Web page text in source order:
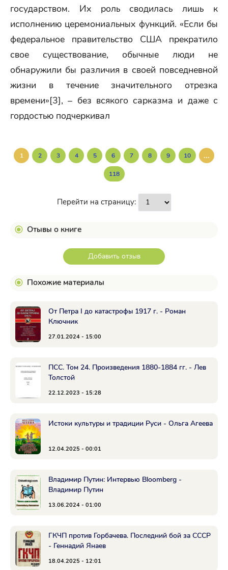
государством. Их роль сводилась лишь к
исполнению церемониальных функций. «Если бы
федеральное правительство США прекратило
свое существование, обычные люди не
обнаружили бы различия в своей повседневной
жизни в течение значительного отрезка
времени»[3], – без всякого сарказма и даже с
гордостью подчеркивал
1 2 3 4 5 6 7 8 9 10 ...
118
Перейти на страницу:
Отывы о книге
Добавить отзыв
Похожие материалы
От Петра I до катастрофы 1917 г. - Роман
Ключник
27.01.2024 - 15:00
ПСС. Том 24. Произведения 1880-1884 гг. - Лев
Толстой
22.12.2023 - 15:28
Истоки культуры и традиции Руси - Ольга Агеева
12.04.2025 - 00:01
Владимир Путин: Интервью Bloomberg -
Владимир Путин
13.06.2024 - 01:00
ГКЧП против Горбачева. Последний бой за СССР
- Геннадий Янаев
18.04.2025 - 12:01